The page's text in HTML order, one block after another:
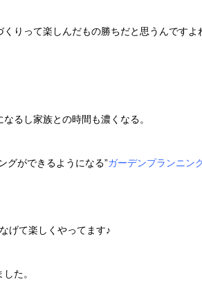
りって楽しんだもの勝ちだと思うんですよ
るし家族との時間も濃くなる。
グができるようになる”ガーデンプランニン
げて楽しくやってます♪
た。